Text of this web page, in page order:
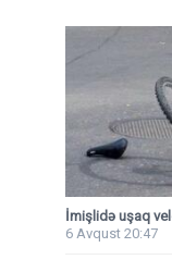
İmişlidə uşaq
6 Avqust 20:47